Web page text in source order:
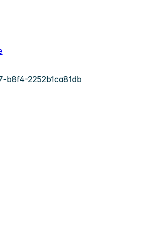
b8f4-2252b1ca81db